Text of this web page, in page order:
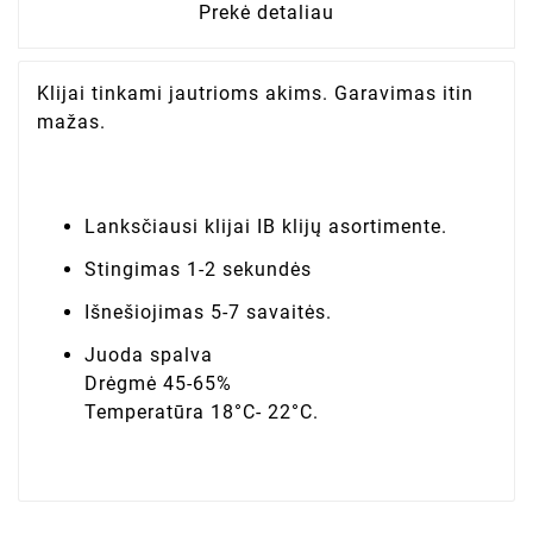
Prekė detaliau
Klijai tinkami jautrioms akims. Garavimas itin
mažas.
Lanksčiausi klijai IB klijų asortimente.
Stingimas 1-2 sekundės
Išnešiojimas 5-7 savaitės.
Juoda spalva
Drėgmė 45-65%
Temperatūra 18°C- 22°C.